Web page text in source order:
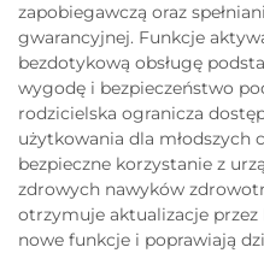
zapobiegawczą oraz
gwarancyjnej. Funkcje
bezdotykową obsługę
wygodę i bezpieczeństwo
rodzicielska ogranicza
użytkowania dla młodszych
bezpieczne korzystanie z
zdrowych nawyków
otrzymuje aktualizacje
nowe funkcje i poprawiają